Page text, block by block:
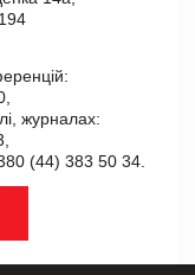
журналах:
(44) 383 50 34.